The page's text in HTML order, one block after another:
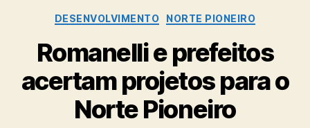
Categorias
DESENVOLVIMENTO NORTE PIONEIRO
Romanelli e prefeitos
acertam projetos para o
Norte Pioneiro